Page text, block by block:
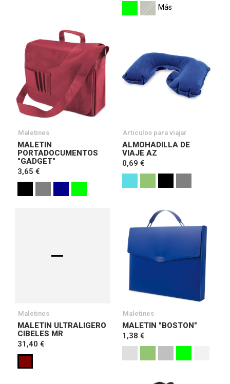
Más
Maletines
MALETIN
PORTADOCUMENTOS
"GADGET"
3,65 €
Artículos para viajar
ALMOHADILLA DE
VIAJE AZ
0,69 €
Maletines
MALETIN ULTRALIGERO
CIBELES MR
31,40 €
Maletines
MALETIN "BOSTON"
1,38 €